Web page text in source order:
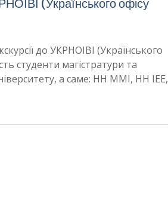
(Українського офісу
до УКРНОІВІ (Українського
студенти магістратури та
а саме: НН ММІ, НН ІЕЕ,